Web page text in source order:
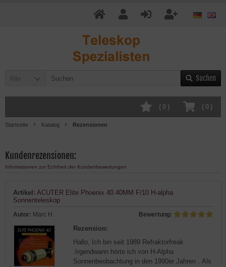
Alle Suchen
( 0 )
( 0 )
Startseite Katalog Rezensionen
Kundenrezensionen:
Informationen zur Echtheit der Kundenbewertungen
Artikel: ACUTER Elite Phoenix 40 40MM F/10 H-alpha
Sonnenteleskop
Autor: Marc H. Bewertung:
Rezension:
Hallo, Ich bin seit 1989 Refraktorfreak
.Irgendwann hörte ich von H-Alpha
Sonnenbeobachtung in den 1990er Jahren . Als